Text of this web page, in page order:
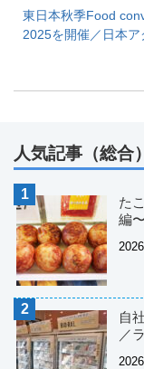
東日本秋季Food
2025を開催／日本ア
人気記事（総合）
た
編
自
／